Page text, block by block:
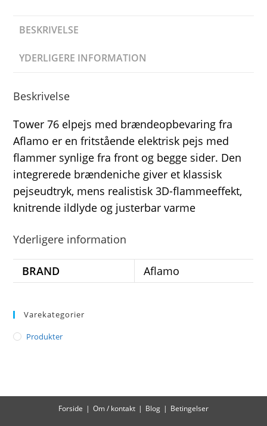
BESKRIVELSE
YDERLIGERE INFORMATION
Beskrivelse
Tower 76 elpejs med brændeopbevaring fra
Aflamo er en fritstående elektrisk pejs med
flammer synlige fra front og begge sider. Den
integrerede brændeniche giver et klassisk
pejseudtryk, mens realistisk 3D-flammeeffekt,
knitrende ildlyde og justerbar varme
Yderligere information
BRAND Aflamo
Varekategorier
Produkter
Forside Om / kontakt Blog Betingelser